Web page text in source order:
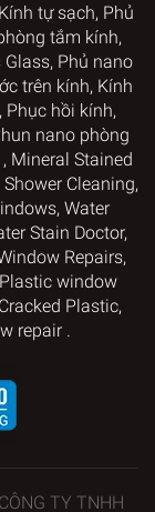
Kính tự sạch, Phủ
tắm kính,
Glass, Phủ nano
trên kính, Kính
, Phục hồi kính,
nano phòng
, Mineral Stained
Cleaning,
Water
Stain Doctor,
Repairs,
Plastic window
Plastic,
repair
TY TNHH